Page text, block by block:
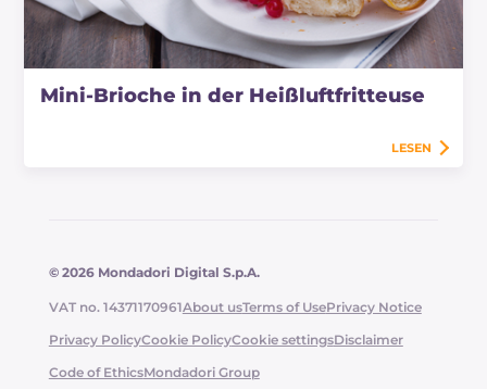
Mini-Brioche in der Heißluftfritteuse
LESEN
© 2026 Mondadori Digital S.p.A.
VAT no. 14371170961About usTerms of UsePrivacy Notice
Privacy PolicyCookie PolicyCookie settingsDisclaimer
Code of EthicsMondadori Group